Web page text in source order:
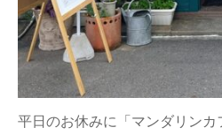
平日のお休みに「マンダリンカ